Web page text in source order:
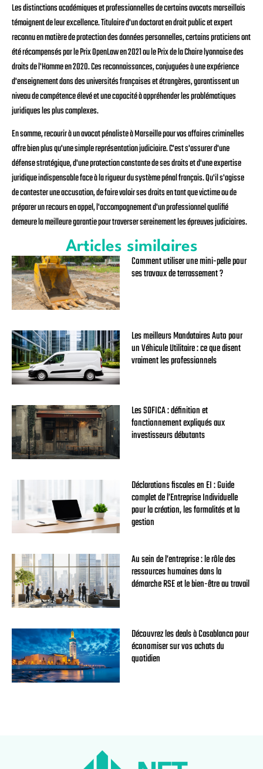
Les distinctions académiques et professionnelles de certains avocats marseillais
témoignent de leur excellence. Titulaire d'un doctorat en droit public et expert
reconnu en matière de protection des données personnelles, certains praticiens ont
été récompensés par le Prix OpenLaw en 2021 ou le Prix de la Chaire lyonnaise des
droits de l'Homme en 2020. Ces reconnaissances, conjuguées à une expérience
d'enseignement dans des universités françaises et étrangères, garantissent un
niveau de compétence élevé et une capacité à appréhender les problématiques
juridiques les plus complexes.
En somme, recourir à un avocat pénaliste à Marseille pour vos affaires criminelles
offre bien plus qu'une simple représentation judiciaire. C'est s'assurer d'une
défense stratégique, d'une protection constante de ses droits et d'une expertise
juridique indispensable face à la rigueur du système pénal français. Qu'il s'agisse
de contester une accusation, de faire valoir ses droits en tant que victime ou de
préparer un recours en appel, l'accompagnement d'un professionnel qualifié
demeure la meilleure garantie pour traverser sereinement les épreuves judiciaires.
Articles similaires
Comment utiliser une mini-pelle pour
ses travaux de terrassement ?
Les meilleurs Mandataires Auto pour
un Véhicule Utilitaire : ce que disent
vraiment les professionnels
Les SOFICA : définition et
fonctionnement expliqués aux
investisseurs débutants
Déclarations fiscales en EI : Guide
complet de l’Entreprise Individuelle
pour la création, les formalités et la
gestion
Au sein de l’entreprise : le rôle des
ressources humaines dans la
démarche RSE et le bien-être au travail
Découvrez les deals à Casablanca pour
économiser sur vos achats du
quotidien